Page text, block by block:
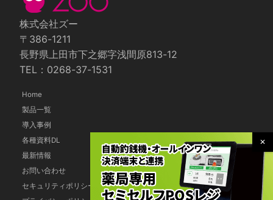
株式会社ズー
〒386-1211
長野県上田市下之郷字浅間原813-12
TEL：0268-37-1531
Home
製品一覧
導入事例
各種資料DL
最新情報
お問い合わせ
セキュリティポリシー